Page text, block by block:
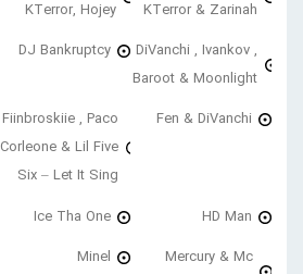
KTerror & Zarinah
KTerror, Hojey
DiVanchi , Ivankov ,
Baroot & Moonlight
DJ Bankruptcy
Fen & DiVanchi
Fiinbroskiie , Paco
Corleone & Lil Five
Six – Let It Sing
HD Man
Ice Tha One
Mercury & Mc
Minel